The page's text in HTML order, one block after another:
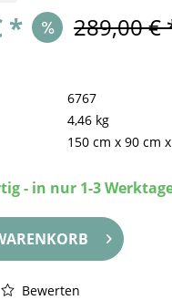
* 289,00 €
6767
4,46 kg
150 cm x90 cm
- in nur 1-3
Bewerten